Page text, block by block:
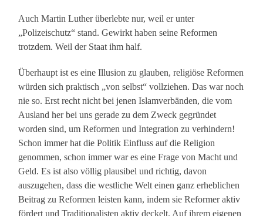
Auch Martin Luther überlebte nur, weil er unter
„Polizeischutz“ stand. Gewirkt haben seine Reformen
trotzdem. Weil der Staat ihm half.
Überhaupt ist es eine Illusion zu glauben, religiöse Reformen
würden sich praktisch „von selbst“ vollziehen. Das war noch
nie so. Erst recht nicht bei jenen Islamverbänden, die vom
Ausland her bei uns gerade zu dem Zweck gegründet
worden sind, um Reformen und Integration zu verhindern!
Schon immer hat die Politik Einfluss auf die Religion
genommen, schon immer war es eine Frage von Macht und
Geld. Es ist also völlig plausibel und richtig, davon
auszugehen, dass die westliche Welt einen ganz erheblichen
Beitrag zu Reformen leisten kann, indem sie Reformer aktiv
fördert und Traditionalisten aktiv deckelt. Auf ihrem eigenen